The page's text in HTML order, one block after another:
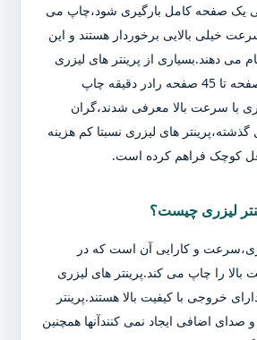
یک صفحه کامل بارگیری شود،چاپ می
خیلی بالایی برخوردار هستند و این
می دهند.بسیاری از پرینتر های لیزری
خانگی می توانند از 18 صفحه تا 45 صفحه رادر دقیقه چاپ
با سرعت بالا معرفی شدند،گران
های لیزری نسبتا کم هزینه
کوچک فراهم کرده است.
لیزری چیست؟
و کارایی آن است که در
بالا را چاپ می کند.پرینتر های لیزری
خروجی با کیفیت بالا هستند.پرینتر
صدای اضافی ایجاد نمی کنندآنها همچنین